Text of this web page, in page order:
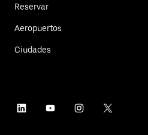
Reservar
Aeropuertos
Ciudades